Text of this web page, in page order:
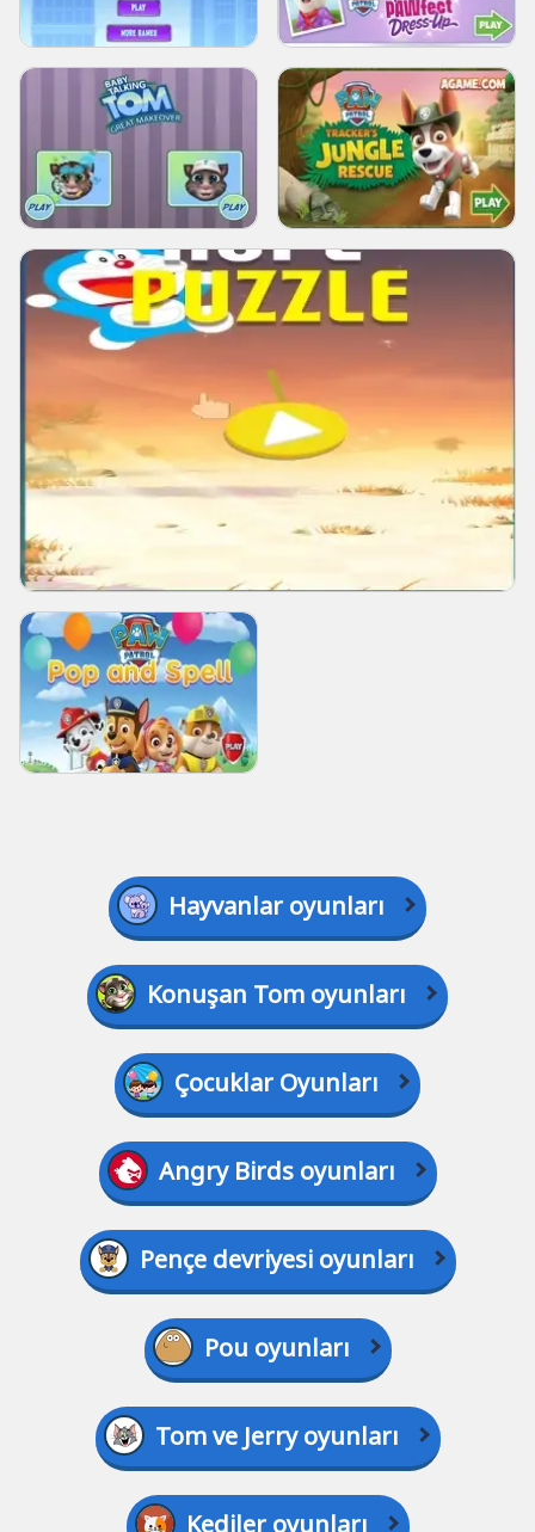
Hayvanlar oyunları
Konuşan Tom oyunları
Çocuklar Oyunları
Angry Birds oyunları
Pençe devriyesi oyunları
Pou oyunları
Tom ve Jerry oyunları
Kediler oyunları